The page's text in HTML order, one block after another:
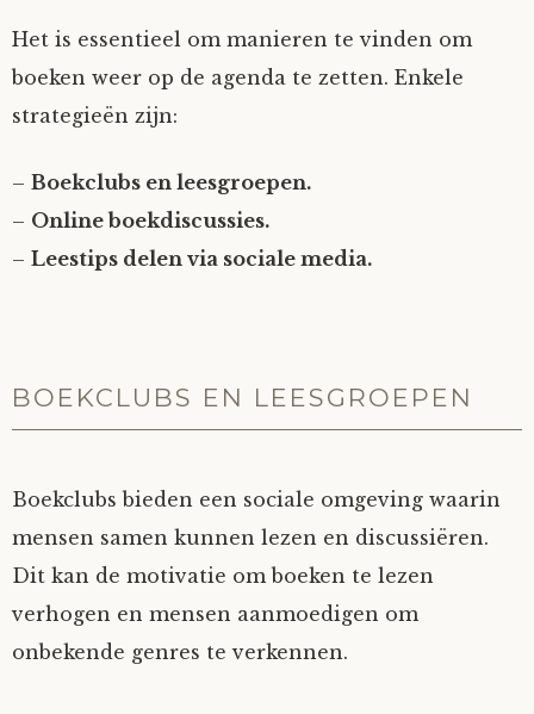
Het is essentieel om manieren te vinden om
boeken weer op de agenda te zetten. Enkele
strategieën zijn:
– Boekclubs en leesgroepen.
– Online boekdiscussies.
– Leestips delen via sociale media.
BOEKCLUBS EN LEESGROEPEN
Boekclubs bieden een sociale omgeving waarin
mensen samen kunnen lezen en discussiëren.
Dit kan de motivatie om boeken te lezen
verhogen en mensen aanmoedigen om
onbekende genres te verkennen.